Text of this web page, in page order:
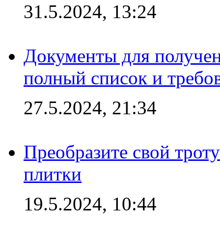
31.5.2024, 13:24
Документы для
полный список и
27.5.2024, 21:34
Преобразите свой
плитки
19.5.2024, 10:44